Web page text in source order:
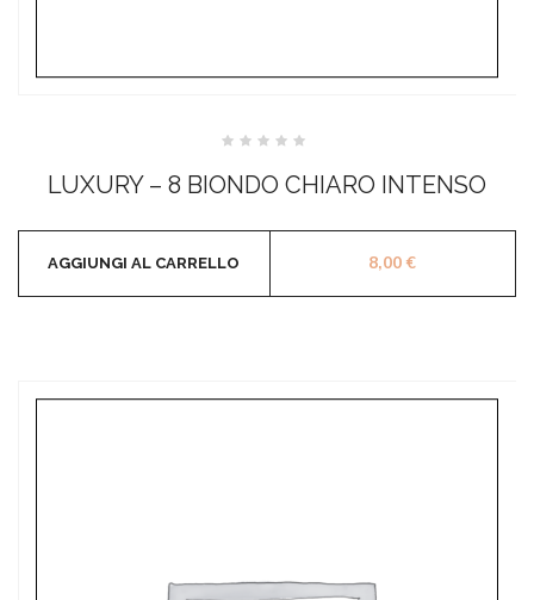
su
5
LUXURY – 8 BIONDO CHIARO INTENSO
8,00€
AGGIUNGI AL CARRELLO